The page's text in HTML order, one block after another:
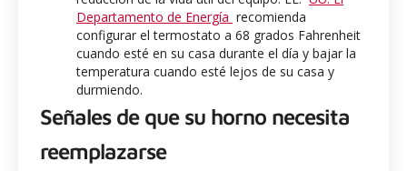
Departamento de Energía recomienda
configurar el termostato a 68 grados Fahrenheit
cuando esté en su casa durante el día y bajar la
temperatura cuando esté lejos de su casa y
durmiendo.
Señales de que su horno necesita
reemplazarse